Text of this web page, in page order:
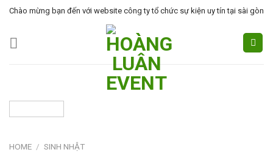
Skip
content
Chào mừng bạn đến với website công ty tổ chức sự kiện uy tín tại sài gòn
HOME / SINH NHẬT